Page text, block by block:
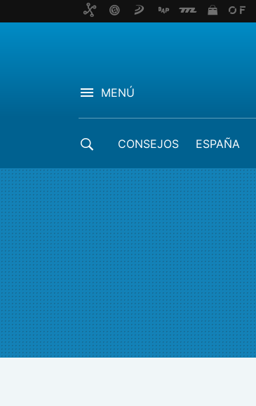
MENÚ
CONSEJOS ESPAÑA